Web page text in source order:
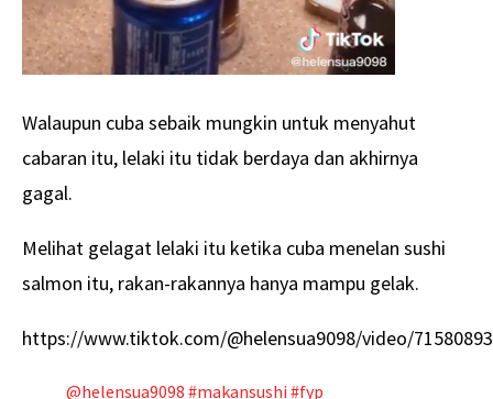
Walaupun cuba sebaik mungkin untuk menyahut
cabaran itu, lelaki itu tidak berdaya dan akhirnya
gagal.
Melihat gelagat lelaki itu ketika cuba menelan sushi
salmon itu, rakan-rakannya hanya mampu gelak.
https://www.tiktok.com/@helensua9098/video/
@helensua9098 #makansushi #fyp